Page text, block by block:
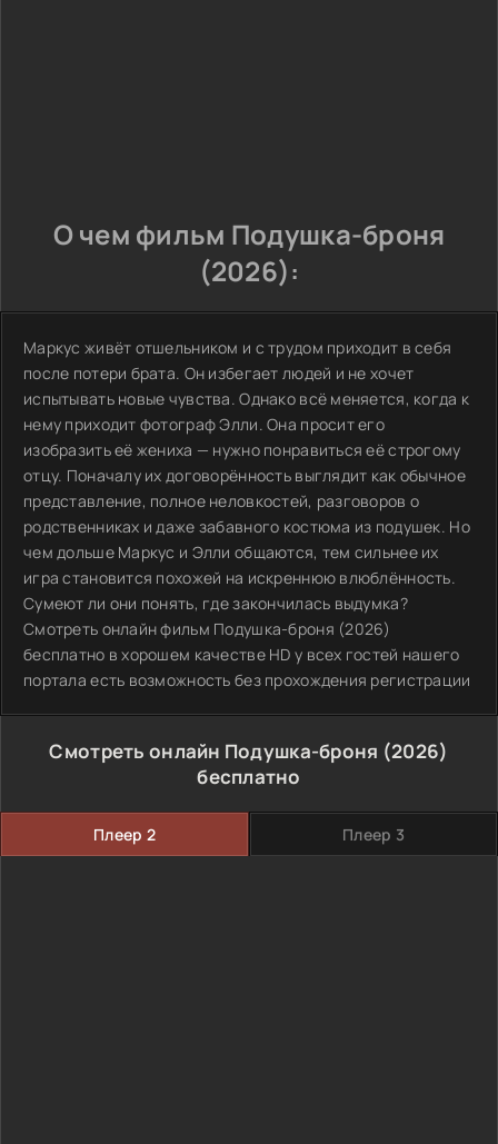
О чем фильм Подушка-броня
(2026):
Маркус живёт отшельником и с трудом приходит в себя
после потери брата. Он избегает людей и не хочет
испытывать новые чувства. Однако всё меняется, когда к
нему приходит фотограф Элли. Она просит его
изобразить её жениха — нужно понравиться её строгому
отцу. Поначалу их договорённость выглядит как обычное
представление, полное неловкостей, разговоров о
родственниках и даже забавного костюма из подушек. Но
чем дольше Маркус и Элли общаются, тем сильнее их
игра становится похожей на искреннюю влюблённость.
Сумеют ли они понять, где закончилась выдумка?
Смотреть онлайн фильм Подушка-броня (2026)
бесплатно в хорошем качестве HD у всех гостей нашего
портала есть возможность без прохождения регистрации
Смотреть онлайн Подушка-броня (2026)
бесплатно
Плеер 2 Плеер 3